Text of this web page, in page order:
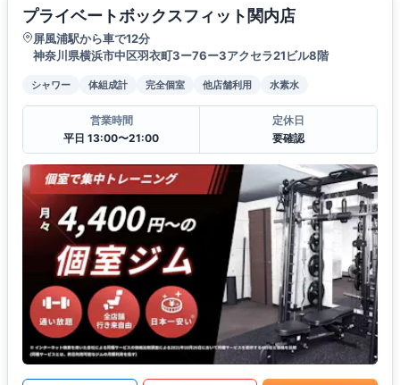
プライベートボックスフィット関内店
屏風浦駅から車で12分
神奈川県横浜市中区羽衣町3ー76ー3アクセラ21ビル8階
シャワー 体組成計 完全個室 他店舗利用 水素水
営業時間
平日 13:00〜21:00
定休日
要確認